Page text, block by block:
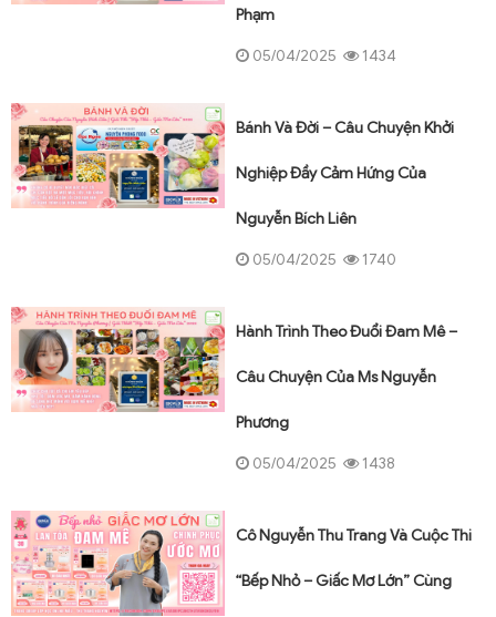
Phạm
05/04/2025 1434
Bánh Và Đời – Câu Chuyện Khởi
Nghiệp Đầy Cảm Hứng Của
Nguyễn Bích Liên
05/04/2025 1740
Hành Trình Theo Đuổi Đam Mê –
Câu Chuyện Của Ms Nguyễn
Phương
05/04/2025 1438
Cô Nguyễn Thu Trang Và Cuộc Thi
“Bếp Nhỏ – Giấc Mơ Lớn” Cùng